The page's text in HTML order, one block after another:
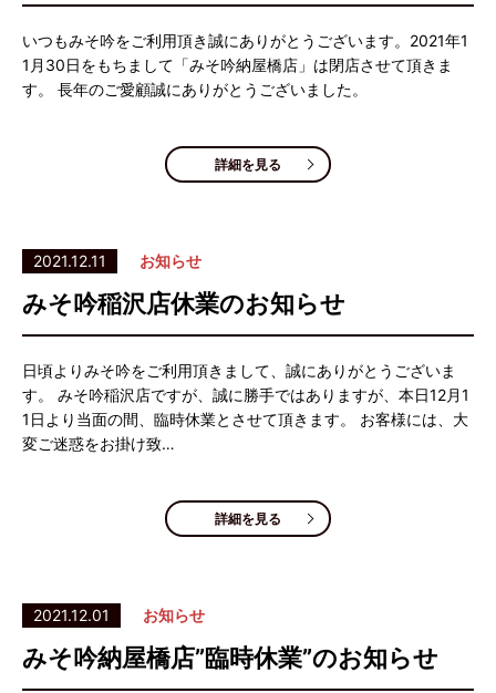
いつもみそ吟をご利用頂き誠にありがとうございます。2021年1
1月30日をもちまして「みそ吟納屋橋店」は閉店させて頂きま
す。 長年のご愛顧誠にありがとうございました。
詳細を見る
2021.12.11 お知らせ
みそ吟稲沢店休業のお知らせ
日頃よりみそ吟をご利用頂きまして、誠にありがとうございま
す。 みそ吟稲沢店ですが、誠に勝手ではありますが、本日12月1
1日より当面の間、臨時休業とさせて頂きます。 お客様には、大
変ご迷惑をお掛け致…
詳細を見る
2021.12.01 お知らせ
みそ吟納屋橋店”臨時休業”のお知らせ